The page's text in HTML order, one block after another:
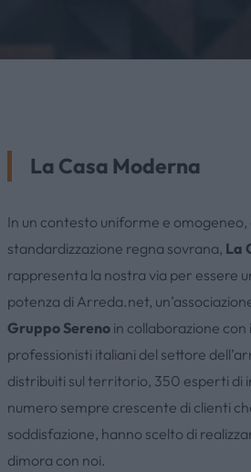
La Casa Moderna
In un contesto uniforme e omogeneo,
standardizzazione regna sovrana, La
rappresenta la nostra via per essere
potenza di Arreda.net,
Gruppo Serenoin collaborazione con
professionisti italiani del settore
distribuiti sul territorio, 350 esperti di
numero sempre crescente di clienti
soddisfazione, hanno scelto di
dimora con noi.